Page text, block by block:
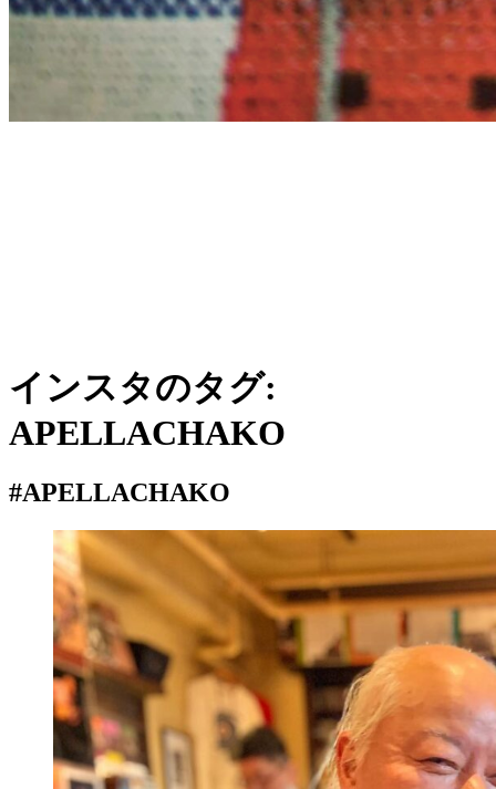
インスタのタグ:
APELLACHAKO
#APELLACHAKO